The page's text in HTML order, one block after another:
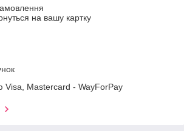
на вашу картку
Visa, Mastercard - WayForPay